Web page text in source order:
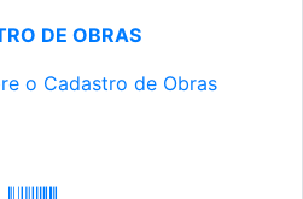
DE OBRAS
o Cadastro de Obras